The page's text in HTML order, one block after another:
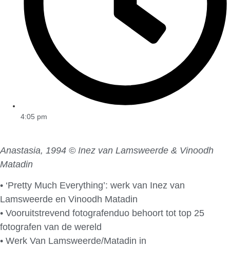
4:05 pm
Anastasia, 1994 © Inez van Lamsweerde & Vinoodh
Matadin
• ‘Pretty Much Everything’: werk van Inez van
Lamsweerde en Vinoodh Matadin
• Vooruitstrevend fotografenduo behoort tot top 25
fotografen van de wereld
• Werk Van Lamsweerde/Matadin in